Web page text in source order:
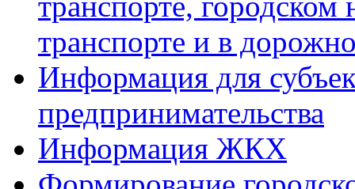
транспорте и в
Информация для
предпринимательства
Информация ЖКХ